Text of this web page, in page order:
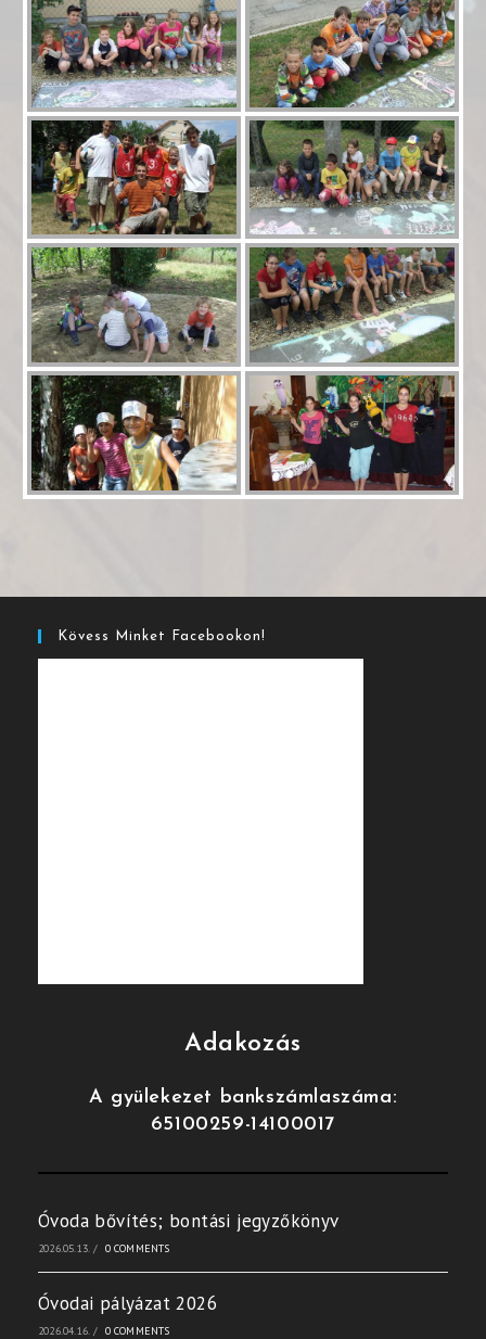
Kövess Minket Facebookon!
Adakozás
A gyülekezet bankszámlaszáma:
65100259-14100017
Óvoda bővítés; bontási jegyzőkönyv
2026.05.13. / 0 COMMENTS
Óvodai pályázat 2026
2026.04.16. / 0 COMMENTS